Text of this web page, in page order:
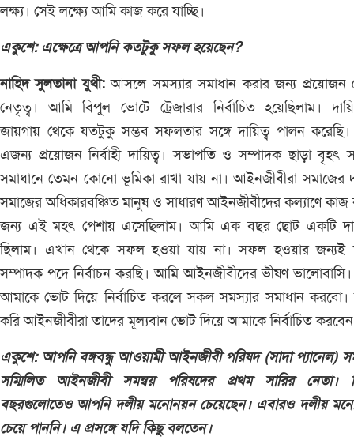
লক্ষ্য। সেই লক্ষ্যে আমি কাজ করে যাচ্ছি।
একুশে: এক্ষেত্রে আপনি কতটুকু সফল হয়েছেন?
নাহিদ সুলতানা যুথী:আসলে সমস্যার সমাধান করার জন্য প্রয়োজন
নেতৃত্ব। আমি বিপুল ভোটে ট্রেজারার নির্বাচিত হয়েছিলাম।
জায়গায় থেকে যতটুকু সম্ভব সফলতার সঙ্গে দায়িত্ব পালন করেছি।
এজন্য প্রয়োজন নির্বাহী দায়িত্ব। সভাপতি ও সম্পাদক ছাড়া বৃহৎ
সমাধানে তেমন কোনো ভূমিকা রাখা যায় না। আইনজীবীরা সমাজের
সমাজের অধিকারবঞ্চিত মানুষ ও সাধারণ আইনজীবীদের কল্যাণে কাজ
জন্য এই মহৎ পেশায় এসেছিলাম। আমি এক বছর ছোট একটি
ছিলাম। এখান থেকে সফল হওয়া যায় না। সফল হওয়ার
সম্পাদক পদে নির্বাচন করছি। আমি আইনজীবীদের ভীষণ ভালোবাসি।
আমাকে ভোট দিয়ে নির্বাচিত করলে সকল সমস্যার সমাধান
করি আইনজীবীরা তাদের মূল্যবান ভোট দিয়ে আমাকে নির্বাচিত
একুশে: আপনি বঙ্গবন্ধু আওয়ামী আইনজীবী পরিষদ (সাদা প্যানেল)
সম্মিলিত আইনজীবী সমন্বয় পরিষদের প্রথম সারির নেতা।
বছরগুলোতেও আপনি দলীয় মনোনয়ন চেয়েছেন। এবারও দলীয়
চেয়ে পাননি। এ প্রসঙ্গে যদি কিছু বলতেন।